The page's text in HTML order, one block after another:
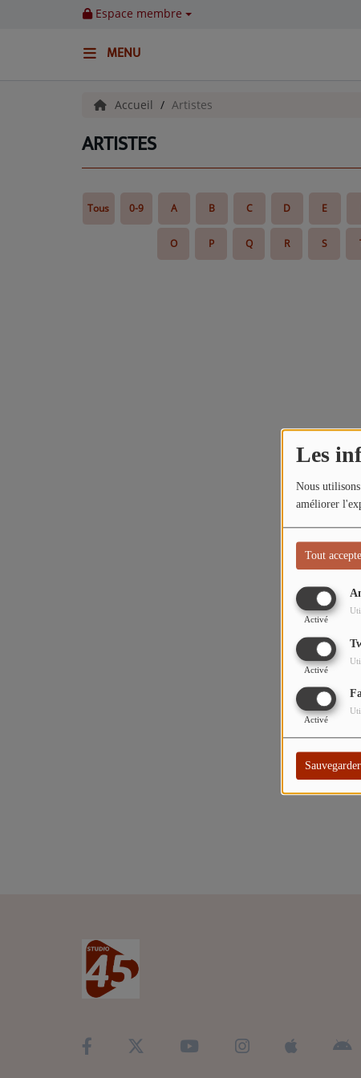
Les
Nous
améliorer
Tout
Activé
Activé
Activé
Sauvegarder
Espace membre
MENU
GIEN, SA FABULEUSE HISTOIRE
Accueil Artistes
ARTISTES
Tous 0-9 A B C D E
O P Q R S